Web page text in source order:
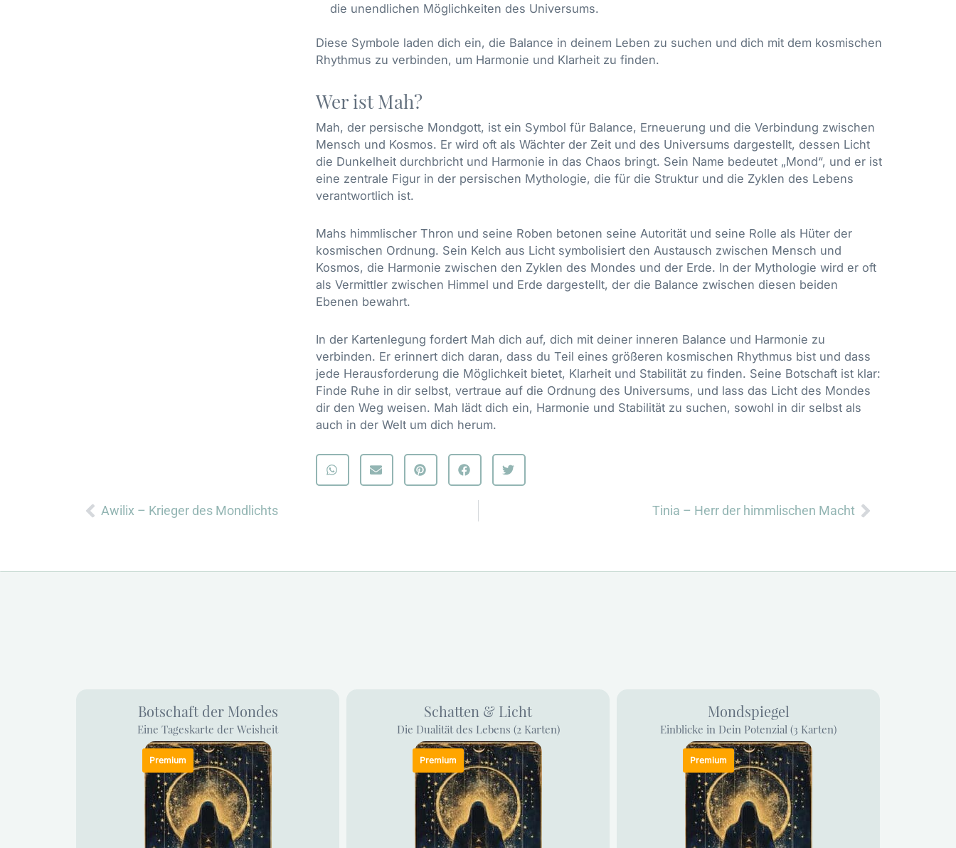
die unendlichen Möglichkeiten des Universums.
Diese Symbole laden dich ein, die Balance in deinem Leben zu suchen und dich mit dem kosmischen
Rhythmus zu verbinden, um Harmonie und Klarheit zu finden.
Wer ist Mah?
Mah, der persische Mondgott, ist ein Symbol für Balance, Erneuerung und die Verbindung zwischen
Mensch und Kosmos. Er wird oft als Wächter der Zeit und des Universums dargestellt, dessen Licht
die Dunkelheit durchbricht und Harmonie in das Chaos bringt. Sein Name bedeutet „Mond“, und er ist
eine zentrale Figur in der persischen Mythologie, die für die Struktur und die Zyklen des Lebens
verantwortlich ist.
Mahs himmlischer Thron und seine Roben betonen seine Autorität und seine Rolle als Hüter der
kosmischen Ordnung. Sein Kelch aus Licht symbolisiert den Austausch zwischen Mensch und
Kosmos, die Harmonie zwischen den Zyklen des Mondes und der Erde. In der Mythologie wird er oft
als Vermittler zwischen Himmel und Erde dargestellt, der die Balance zwischen diesen beiden
Ebenen bewahrt.
In der Kartenlegung fordert Mah dich auf, dich mit deiner inneren Balance und Harmonie zu
verbinden. Er erinnert dich daran, dass du Teil eines größeren kosmischen Rhythmus bist und dass
jede Herausforderung die Möglichkeit bietet, Klarheit und Stabilität zu finden. Seine Botschaft ist klar:
Finde Ruhe in dir selbst, vertraue auf die Ordnung des Universums, und lass das Licht des Mondes
dir den Weg weisen. Mah lädt dich ein, Harmonie und Stabilität zu suchen, sowohl in dir selbst als
auch in der Welt um dich herum.
Zurück
Awilix – Krieger des Mondlichts Tinia – Herr der himmlischen MachtNächster
Botschaft der Mondes
Eine Tageskarte der Weisheit
Schatten & Licht
Die Dualität des Lebens (2 Karten)
Mondspiegel
Einblicke in Dein Potenzial (3 Karten)